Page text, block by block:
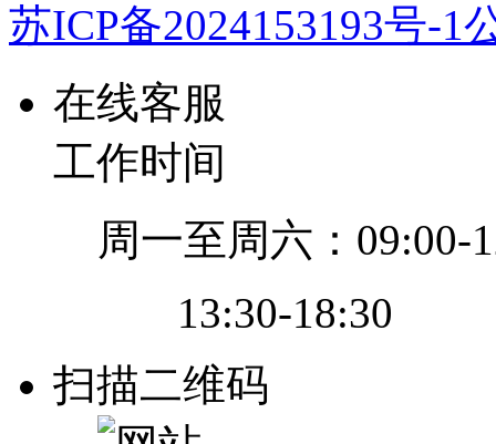
苏ICP备2024153193号-1
在线客服
工作时间
周一至周六：09:00-
13:30-18:30
扫描二维码